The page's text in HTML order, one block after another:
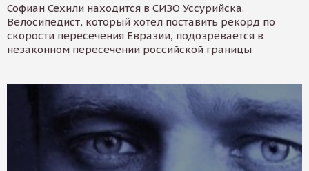
Софиан Сехили находится в СИЗО Уссурийска.
Велосипедист, который хотел поставить рекорд по
скорости пересечения Евразии, подозревается в
незаконном пересечении российской границы